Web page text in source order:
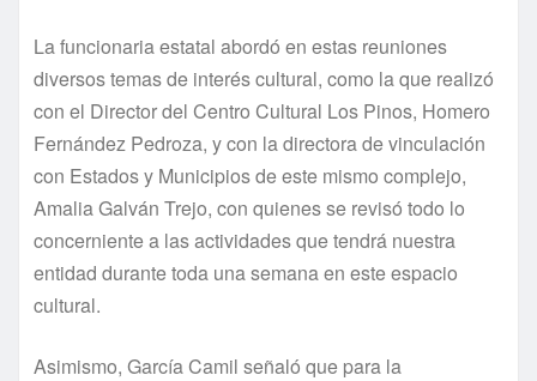
La funcionaria estatal abordó en estas reuniones
diversos temas de interés cultural, como la que realizó
con el Director del Centro Cultural Los Pinos, Homero
Fernández Pedroza, y con la directora de vinculación
con Estados y Municipios de este mismo complejo,
Amalia Galván Trejo, con quienes se revisó todo lo
concerniente a las actividades que tendrá nuestra
entidad durante toda una semana en este espacio
cultural.
Asimismo, García Camil señaló que para la